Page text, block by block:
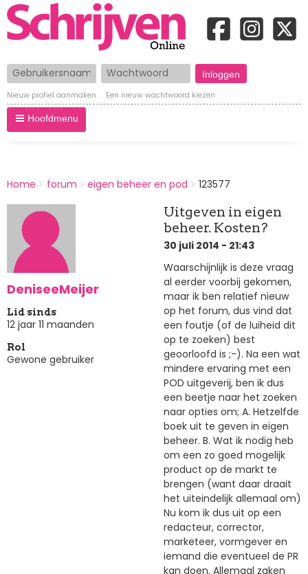
Gebruikersnaam Wachtwoord
Nieuw profiel aanmaken Een nieuw wachtwoord kiezen
Hoofdmenu
BREADCRUMBS
You
here:
Home forum eigen beheer en pod 123577
DeniseeMeijer
Lid sinds
12 jaar 11 maanden
Rol
Gewone gebruiker
Uitgeven in eigen
beheer. Kosten?
30 juli 2014 - 21:43
Waarschijnlijk is deze vraag
al eerder voorbij gekomen,
maar ik ben relatief nieuw
op het forum, dus vind dat
een foutje (of de luiheid dit
op te zoeken) best
geoorloofd is ;-). Na een wat
mindere ervaring met een
POD uitgeverij, ben ik dus
een beetje naar het zoeken
naar opties om; A. Hetzelfde
boek uit te geven in eigen
beheer. B. Wat ik nodig heb
om een zo goed mogelijk
product op de markt te
brengen (want daar draait
het uiteindelijk allemaal om)
Nu kom ik dus uit op een
redacteur, corrector,
marketeer, vormgever en
iemand die eventueel de PR
kan doen. Allemaal zaken